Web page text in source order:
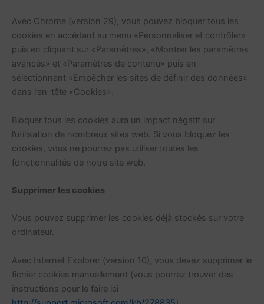
Avec Chrome (version 29), vous pouvez bloquer tous les
cookies en accédant au menu «Personnaliser et contrôler»
puis en cliquant sur «Paramètres», «Montrer les paramètres
avancés» et «Paramètres de contenu» puis en
sélectionnant «Empêcher les sites de définir des données»
dans l’en-tête «Cookies».
Bloquer tous les cookies aura un impact négatif sur
l’utilisation de nombreux sites web. Si vous bloquez les
cookies, vous ne pourrez pas utiliser toutes les
fonctionnalités de notre site web.
Supprimer les cookies
Vous pouvez supprimer les cookies déjà stockés sur votre
ordinateur.
Avec Internet Explorer (version 10), vous devez supprimer le
fichier cookies manuellement (vous pourrez trouver des
instructions pour le faire ici